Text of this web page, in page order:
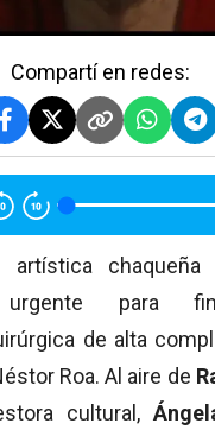
Compartí en redes:
artística
urgente para
de alta
Roa. Al aire de
cultural,